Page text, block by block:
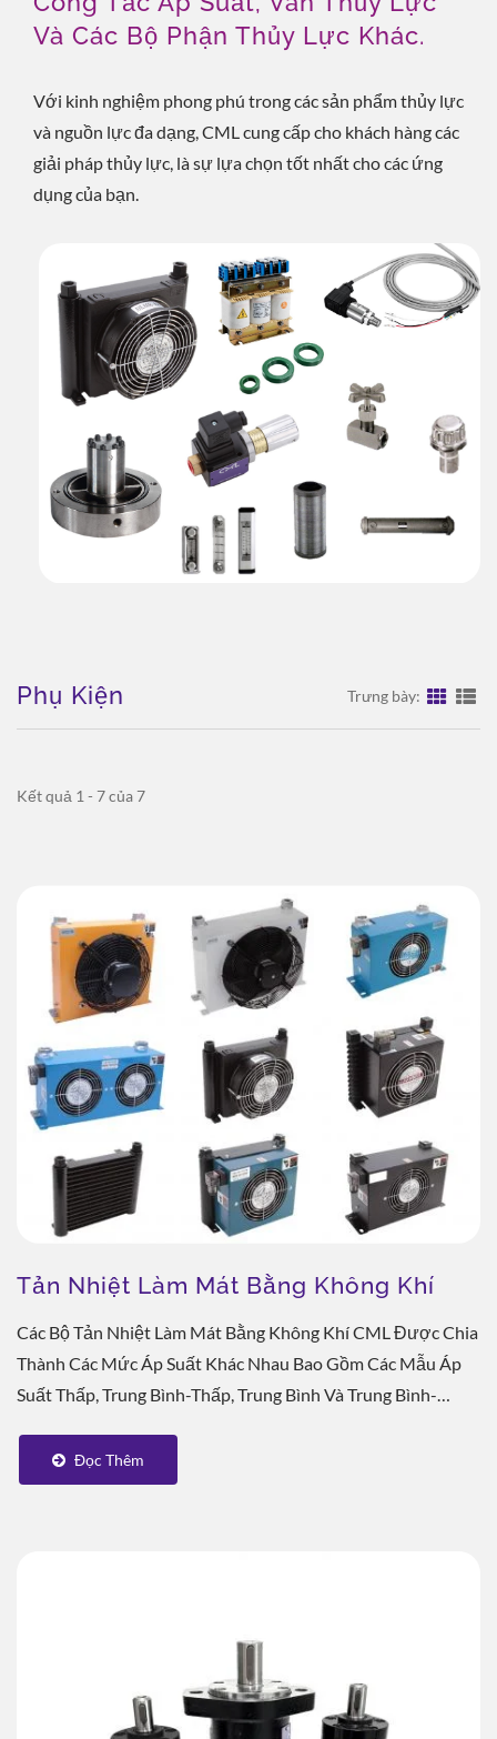
Và Các Bộ Phận Thủy Lực Khác.
Với kinh nghiệm phong phú trong các sản phẩm thủy lực
và nguồn lực đa dạng, CML cung cấp cho khách hàng các
giải pháp thủy lực, là sự lựa chọn tốt nhất cho các ứng
dụng của bạn.
Phụ Kiện Trưng bày:
Kết quả 1 - 7 của 7
Tản Nhiệt Làm Mát Bằng Không Khí
Các Bộ Tản Nhiệt Làm Mát Bằng Không Khí CML Được Chia
Thành Các Mức Áp Suất Khác Nhau Bao Gồm Các Mẫu Áp
Suất Thấp, Trung Bình-Thấp, Trung Bình Và Trung Bình-
Đọc Thêm